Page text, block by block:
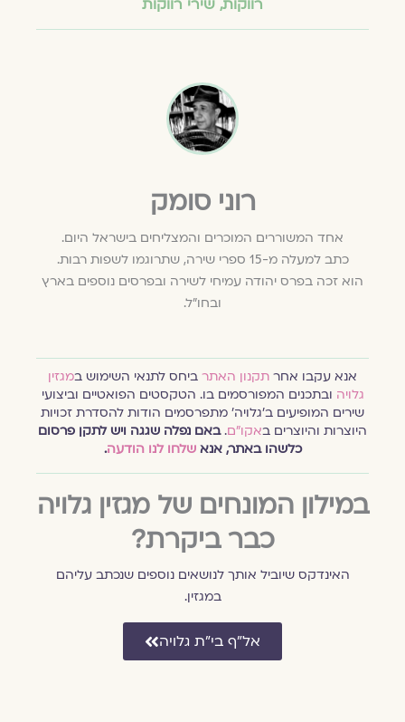
רווקות, שירי רווקות
רוני סומק
אחד המשוררים המוכרים והמצליחים בישראל היום.
כתב למעלה מ-15 ספרי שירה, שתרוגמו לשפות רבות.
הוא זכה בפרס יהודה עמיחי לשירה ובפרסים נוספים בארץ
ובחו"ל.
אנא עקבו אחר תקנון האתר ביחס לתנאי השימוש במגזין
גלויה ובתכנים המפורסמים בו. הטקסטים הפואטיים וביצועי
שירים המופיעים ב׳גלויה׳ מתפרסמים הודות להסדרת זכויות
היוצרות והיוצרים באקו״ם.באם נפלה שגגה ויש לתקן פרסום
כלשהו באתר, אנאשלחו לנו הודעה.
במילון המונחים של מגזין גלויה
כבר ביקרת?
האינדקס שיוביל אותך לנושאים נוספים שנכתב עליהם
במגזין.
אל״ף בי״ת גלויה